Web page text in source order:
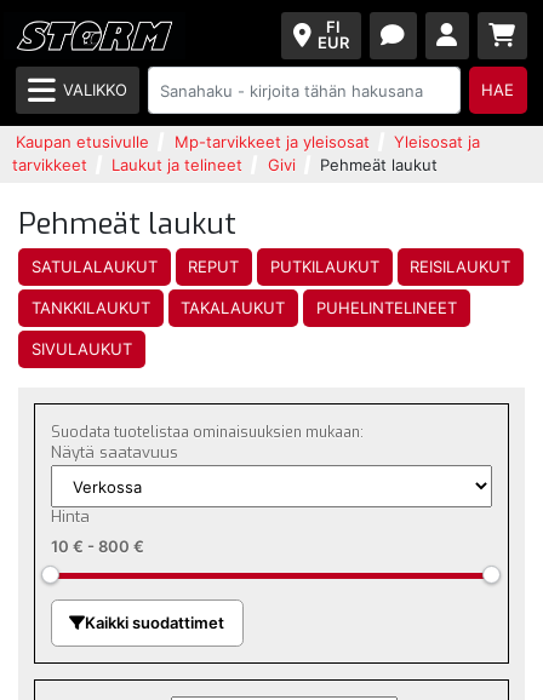
FI
EUR
VALIKKO HAE
Kaupan etusivulle Mp-tarvikkeet ja yleisosat
Yleisosat ja
tarvikkeet
Laukut ja telineet Givi Pehmeät laukut
Pehmeät laukut
SATULALAUKUT REPUT PUTKILAUKUT REISILAUKUT
TANKKILAUKUT TAKALAUKUT PUHELINTELINEET
SIVULAUKUT
Suodata tuotelistaa ominaisuuksien mukaan:
Näytä saatavuus
Hinta
10 € - 800 €
Kaikki suodattimet